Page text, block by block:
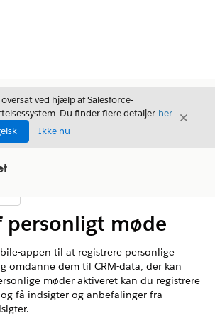
ved hjælp af Salesforce-
Du finder flere detaljer her.
Ikke nu
Luk
personligt møde
appen til at registrere personlige
omdanne dem til CRM-data, der kan
møder aktiveret kan du registrere
få indsigter og anbefalinger fra